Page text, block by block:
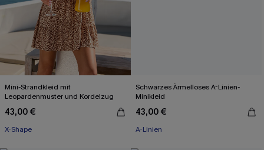
Mini-Strandkleid mit
Leopardenmuster und Kordelzug
43,00 €
X-Shape
Schwarzes Ärmelloses A-Linien-
Minikleid
43,00 €
A-Linien